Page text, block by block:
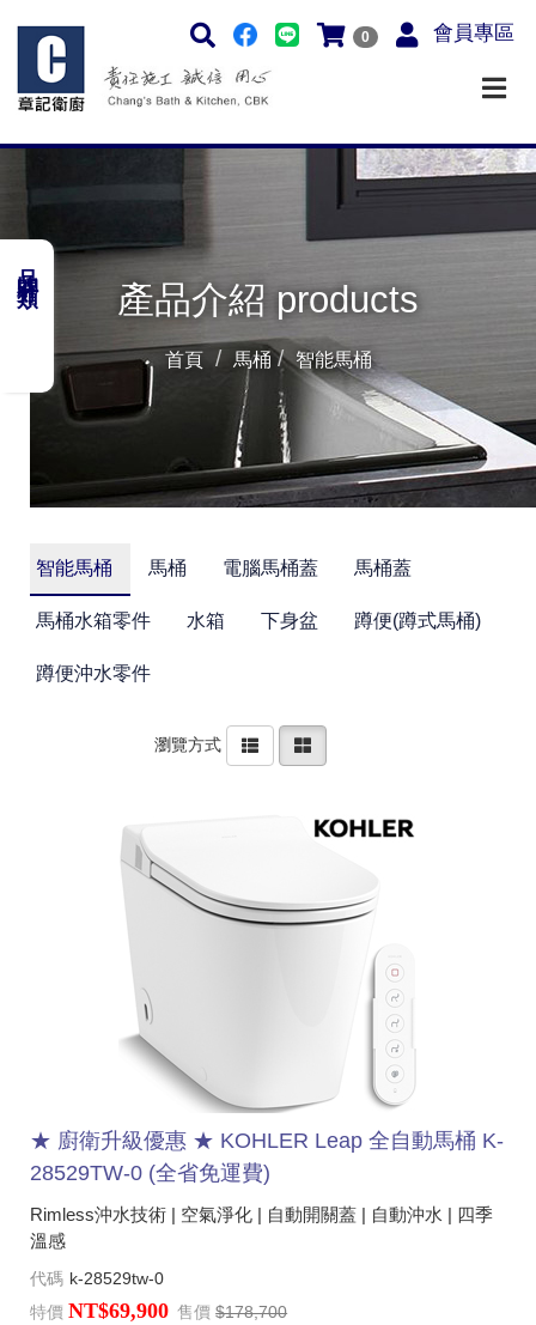
0 會員專區
產品介紹 products
首頁 馬桶 智能馬桶
品牌分類
智能馬桶 馬桶 電腦馬桶蓋 馬桶蓋
馬桶水箱零件 水箱 下身盆 蹲便(蹲式馬桶)
蹲便沖水零件
瀏覽方式
★ 廚衛升級優惠 ★ KOHLER Leap 全自動馬桶 K-
28529TW-0 (全省免運費)
Rimless沖水技術 | 空氣淨化 | 自動開關蓋 | 自動沖水 | 四季
溫感
代碼 k-28529tw-0
特價 NT$69,900 售價 $178,700